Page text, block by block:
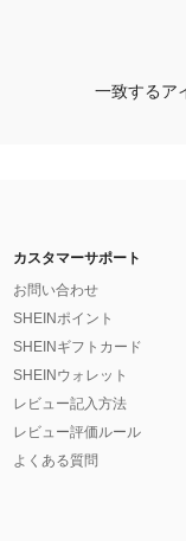
一致するア
カスタマーサポート
お問い合わせ
SHEINポイント
SHEINギフトカード
SHEINウォレット
レビュー記入方法
レビュー評価ルール
よくある質問